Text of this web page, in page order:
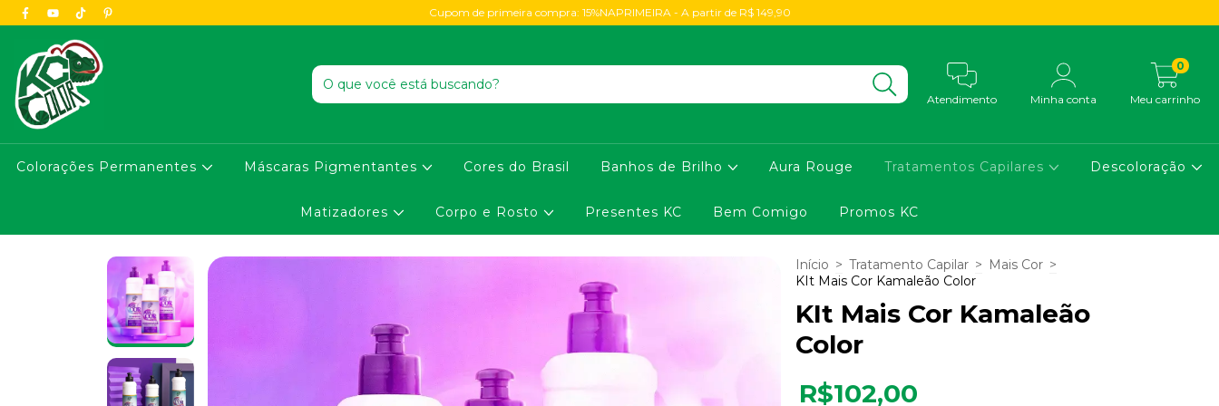
Cupom de primeira compra: 15%NAPRIMEIRA - A partir de R$ 149,90
Atendimento Minha conta Meu carrinho
0
Colorações Permanentes Máscaras Pigmentantes Cores do Brasil Banhos de Brilho Aura Rouge Tratamentos Capilares Descoloração
Matizadores Corpo e Rosto Presentes KC Bem Comigo Promos KC
Início > Tratamento Capilar > Mais Cor >
KIt Mais Cor Kamaleão Color
KIt Mais Cor Kamaleão
Color
R$102,00